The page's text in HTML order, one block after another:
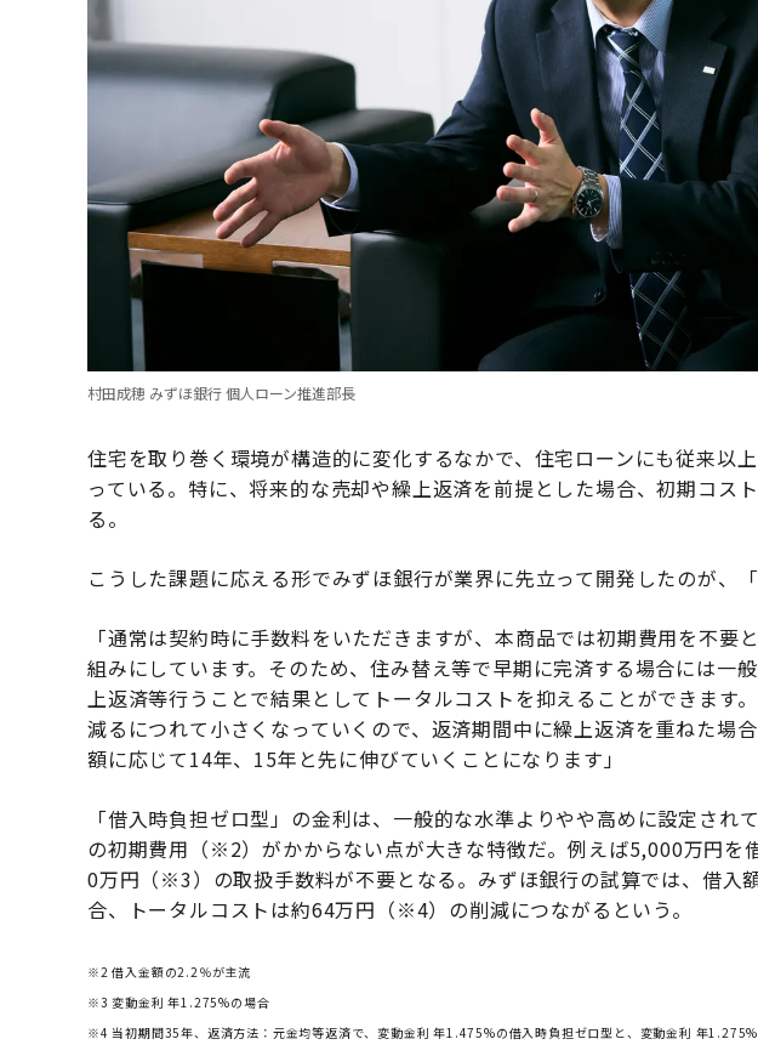
村田成穂 みずほ銀行 個人ローン推進部長
住宅を取り巻く環境が構造的に変化するなかで、住宅ローンにも従来以
っている。特に、将来的な売却や繰上返済を前提とした場合、初期コス
る。
こうした課題に応える形でみずほ銀行が業界に先立って開発したのが、
「通常は契約時に手数料をいただきますが、本商品では初期費用を不要
組みにしています。そのため、住み替え等で早期に完済する場合には一
上返済等行うことで結果としてトータルコストを抑えることができます
減るにつれて小さくなっていくので、返済期間中に繰上返済を重ねた場
額に応じて14年、15年と先に伸びていくことになります」
「借入時負担ゼロ型」の金利は、一般的な水準よりやや高めに設定され
の初期費用（※2）がかからない点が大きな特徴だ。例えば5,000万円を
0万円（※3）の取扱手数料が不要となる。みずほ銀行の試算では、借入
合、トータルコストは約64万円（※4）の削減につながるという。
※2 借入金額の2.2％が主流
※3 変動金利 年1.275%の場合
※4 当初期間35年、返済方法：元金均等返済で、変動金利 年1.475%の借入時負担ゼロ型と、変動金利 年